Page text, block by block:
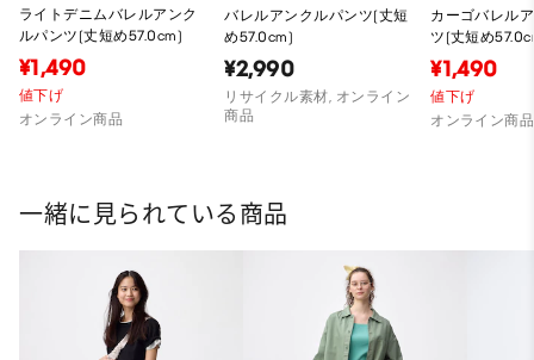
ライトデニムバレルアンク
ルパンツ(丈短め57.0cm)
¥1,490
値下げ
オンライン商品
バレルアンクルパンツ(丈短
め57.0cm)
¥2,990
リサイクル素材, オンライン
商品
カーゴバレル
ツ(丈短め
¥1,490
値下げ
オンライン商品
一緒に見られている商品